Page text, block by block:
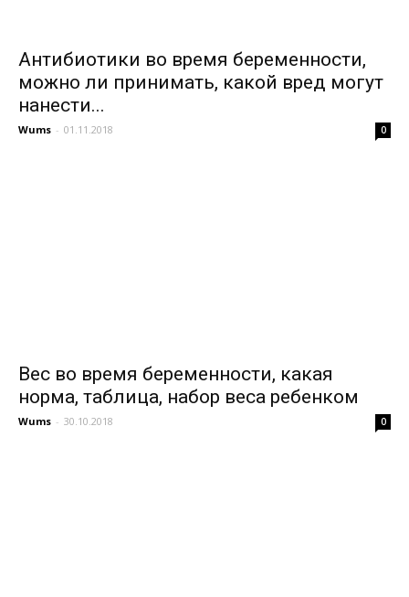
Антибиотики во время беременности,
можно ли принимать, какой вред могут
нанести...
Wums - 01.11.2018 0
Вес во время беременности, какая
норма, таблица, набор веса ребенком
Wums - 30.10.2018 0